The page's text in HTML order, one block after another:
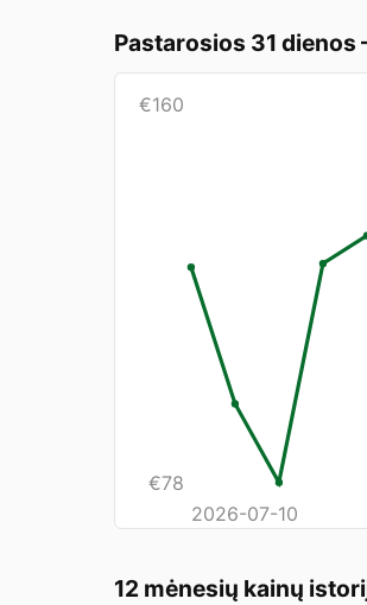
Pastarosios 31 dienos
€160
€78
2026-07-10
12 mėnesių kainų